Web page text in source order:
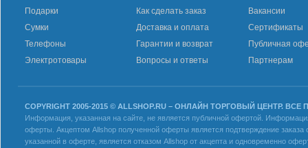
Подарки
Сумки
Телефоны
Электротовары
Как сделать заказ
Доставка и оплата
Гарантии и возврат
Вопросы и ответы
Вакансии
Сертификаты
Публичная
Партнерам
COPYRIGHT 2005-2015 © ALLSHOP.RU – ОНЛАЙН ТОРГОВЫЙ ЦЕНТР.
Информация, указанная на сайте, не является публичной офертой.
оферты. Акцептом Allshop полученной оферты является подтверждение
указанной в оферте, является отказом Allshop от акцепта и одновременно